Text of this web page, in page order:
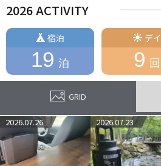
2024年
神奈川県→東京都 転勤 (家族一同)
2025年
千葉県にも住居を構える (千葉県民)
(今後、転勤は無し)
<キャンプギアに関して>
キャンプできる事が嬉しいからだ
最近の夢を話そう
2026 ACTIVITY
宿泊
19 泊
デイ
9 回
GRID
2026.07.26 2026.07.23